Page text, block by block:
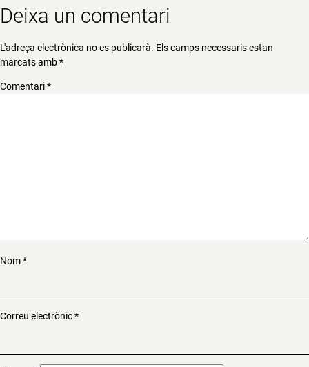
Deixa un comentari
L'adreça electrònica no es publicarà. Els camps necessaris estan
marcats amb*
Comentari*
Nom*
Correu electrònic*